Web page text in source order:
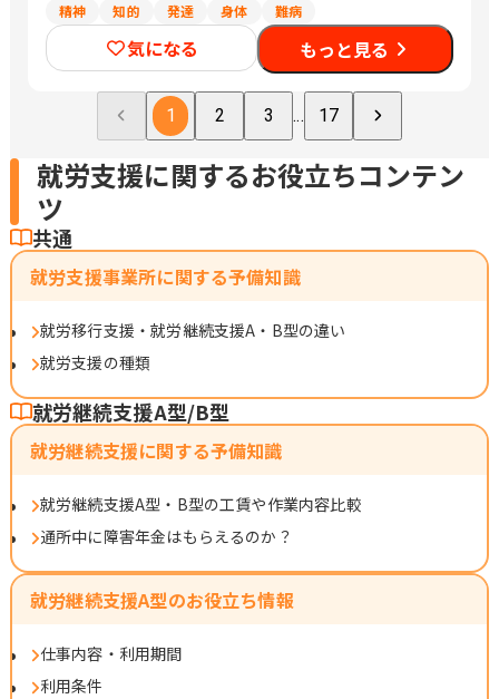
精神
知的 発達 身体 難病
気になる もっと見る
1 2 3 ... 17
就労支援に関するお役立ちコンテン
ツ
共通
就労支援事業所に関する予備知識
就労移行支援・就労継続支援A・B型の違い
就労支援の種類
就労継続支援A型/B型
就労継続支援に関する予備知識
就労継続支援A型・B型の工賃や作業内容比較
通所中に障害年金はもらえるのか？
就労継続支援A型のお役立ち情報
仕事内容・利用期間
利用条件